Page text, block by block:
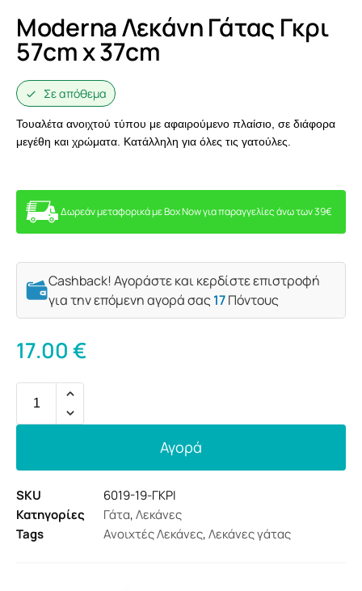
Moderna Λεκάνη Γάτας Γκρι
57cm x 37cm
Σε απόθεμα
Τουαλέτα ανοιχτού τύπου με αφαιρούμενο πλαίσιο, σε διάφορα
μεγέθη και χρώματα. Κατάλληλη για όλες τις γατούλες.
Δωρεάν μεταφορικά με Box Now για παραγγελίες άνω των 39€
Cashback! Αγοράστε και κερδίστε επιστροφή
για την επόμενη αγορά σας17Πόντους
17.00€
Αγορά
SKU
6019-19-ΓΚΡΙ
Κατηγορίες
Γάτα,Λεκάνες
Tags
Ανοιχτές Λεκάνες,Λεκάνες γάτας